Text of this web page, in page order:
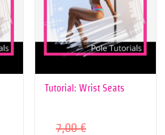
Tutorial: Wrist Seats
7,00€